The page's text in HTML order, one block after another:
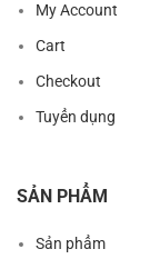
My Account
Cart
Checkout
Tuyển dụng
SẢN PHẨM
Sản phẩm